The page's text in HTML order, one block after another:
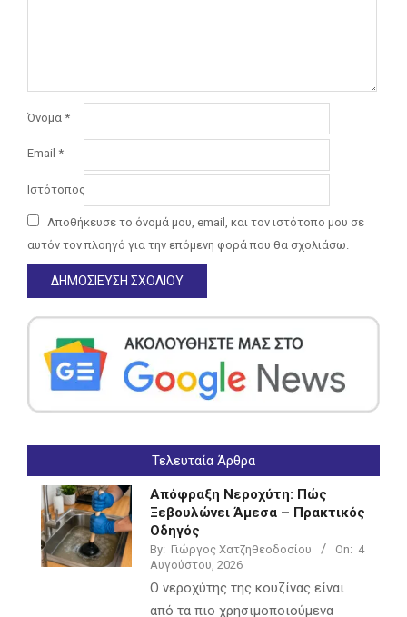
Όνομα *
Email *
Ιστότοπος
Αποθήκευσε το όνομά μου, email, και τον ιστότοπο μου σε
αυτόν τον πλοηγό για την επόμενη φορά που θα σχολιάσω.
Τελευταία Άρθρα
Απόφραξη Νεροχύτη: Πώς
Ξεβουλώνει Άμεσα – Πρακτικός
Οδηγός
By: Γιώργος Χατζηθεοδοσίου On: 4
Αυγούστου, 2026
Ο νεροχύτης της κουζίνας είναι
από τα πιο χρησιμοποιούμενα